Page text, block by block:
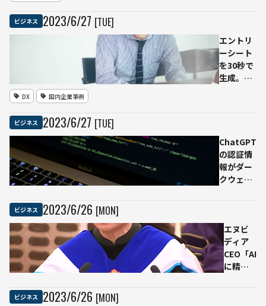
ビジネス 2023/6/27 [TUE]
エントリ
ーシート
を30秒で
生成。
DX 国内企業事例
ビジネス 2023/6/27 [TUE]
ChatGPT
の認証情
報がダー
クウェブ
感染拡大
ビジネス 2023/6/26 [MON]
エヌビ
ディア
CEO「AI
に精通
ビジネス 2023/6/26 [MON]